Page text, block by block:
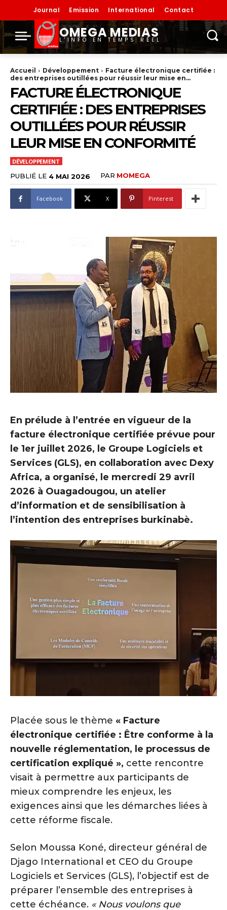
Journal Emission International Contact
OMEGA MEDIAS
L'INFO EN TEMPS RÉEL
Accueil Développement
Facture électronique certifiée :
des entreprises outillées pour réussir leur mise en...
FACTURE ÉLECTRONIQUE
CERTIFIÉE : DES ENTREPRISES
OUTILLÉES POUR RÉUSSIR
LEUR MISE EN CONFORMITÉ
DÉVELOPPEMENT
PUBLIÉ LE 4 MAI 2026 PAR MOMEGA
Facebook X Pinterest
En prélude à l’entrée en vigueur de la
facture électronique certifiée prévue pour
le 1er juillet 2026, le Groupe Logiciels et
Services (GLS), en collaboration avec Dexy
Africa, a organisé, le mercredi 29 avril
2026 à Ouagadougou, un atelier
d’information et de sensibilisation à
l’intention des entreprises burkinabè.
Placée sous le thème « Facture
électronique certifiée : Être conforme à la
nouvelle réglementation, le processus de
certification expliqué », cette rencontre
visait à permettre aux participants de
mieux comprendre les enjeux, les
exigences ainsi que les démarches liées à
cette réforme fiscale.
Selon Moussa Koné, directeur général de
Djago International et CEO du Groupe
Logiciels et Services (GLS), l’objectif est de
préparer l’ensemble des entreprises à
cette échéance. « Nous voulons que